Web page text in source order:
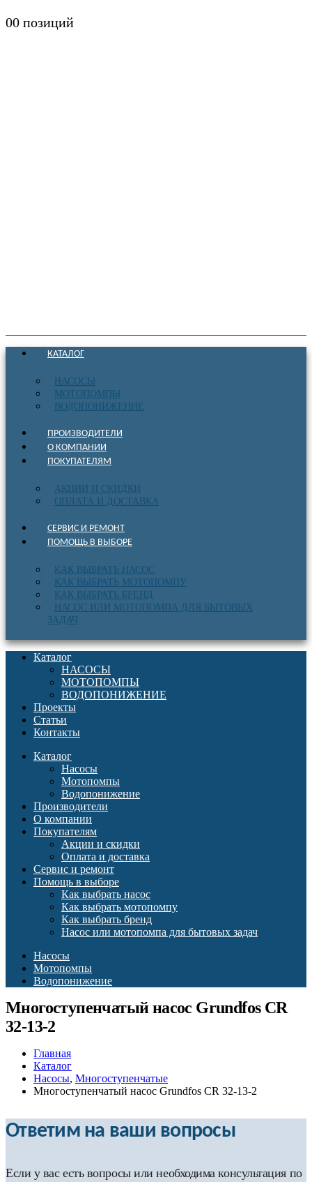
00 позиций
КАТАЛОГ
НАСОСЫ
МОТОПОМПЫ
ВОДОПОНИЖЕНИЕ
ПРОИЗВОДИТЕЛИ
О КОМПАНИИ
ПОКУПАТЕЛЯМ
АКЦИИ И СКИДКИ
ОПЛАТА И ДОСТАВКА
СЕРВИС И РЕМОНТ
ПОМОЩЬ В ВЫБОРЕ
КАК ВЫБРАТЬ НАСОС
КАК ВЫБРАТЬ МОТОПОМПУ
КАК ВЫБРАТЬ БРЕНД
НАСОС ИЛИ МОТОПОМПА ДЛЯ БЫТОВЫХ
ЗАДАЧ
Каталог
НАСОСЫ
МОТОПОМПЫ
ВОДОПОНИЖЕНИЕ
Проекты
Статьи
Контакты
Каталог
Насосы
Мотопомпы
Водопонижение
Производители
О компании
Покупателям
Акции и скидки
Оплата и доставка
Сервис и ремонт
Помощь в выборе
Как выбрать насос
Как выбрать мотопомпу
Как выбрать бренд
Насос или мотопомпа для бытовых задач
Насосы
Мотопомпы
Водопонижение
Многоступенчатый насос Grundfos CR
32-13-2
Главная
Каталог
Насосы, Многоступенчатые
Многоступенчатый насос Grundfos CR 32-13-2
Ответим на ваши вопросы
Если у вас есть вопросы или необходима консультация по